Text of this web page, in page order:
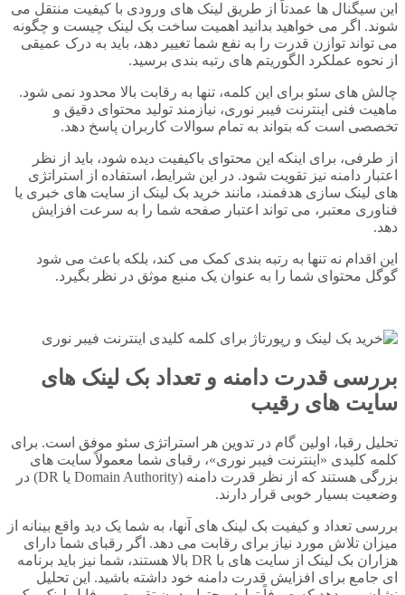
این سیگنال ها عمدتاً از طریق لینک های ورودی با کیفیت منتقل می
شوند. اگر می خواهید بدانید اهمیت ساخت بک لینک چیست و چگونه
می تواند توازن قدرت را به نفع شما تغییر دهد، باید به درک عمیقی
از نحوه عملکرد الگوریتم های رتبه بندی برسید.
چالش های سئو برای این کلمه، تنها به رقابت بالا محدود نمی شود.
ماهیت فنی اینترنت فیبر نوری، نیازمند تولید محتوای دقیق و
تخصصی است که بتواند به تمام سوالات کاربران پاسخ دهد.
از طرفی، برای اینکه این محتوای باکیفیت دیده شود، باید از نظر
اعتبار دامنه نیز تقویت شود. در این شرایط، استفاده از استراتژی
های لینک سازی هدفمند، مانند خرید بک لینک از سایت های خبری یا
فناوری معتبر، می تواند اعتبار صفحه شما را به سرعت افزایش
دهد.
این اقدام نه تنها به رتبه بندی کمک می کند، بلکه باعث می شود
گوگل محتوای شما را به عنوان یک منبع موثق در نظر بگیرد.
بررسی قدرت دامنه و تعداد بک لینک های
سایت های رقیب
تحلیل رقبا، اولین گام در تدوین هر استراتژی سئو موفق است. برای
کلمه کلیدی «اینترنت فیبر نوری»، رقبای شما معمولاً سایت های
بزرگی هستند که از نظر قدرت دامنه (Domain Authority یا DR) در
وضعیت بسیار خوبی قرار دارند.
بررسی تعداد و کیفیت بک لینک های آنها، به شما یک دید واقع بینانه از
میزان تلاش مورد نیاز برای رقابت می دهد. اگر رقبای شما دارای
هزاران بک لینک از سایت های با DR بالا هستند، شما نیز باید برنامه
ای جامع برای افزایش قدرت دامنه خود داشته باشید. این تحلیل